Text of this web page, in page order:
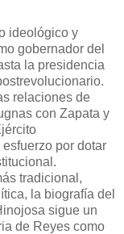
ideológico y
gobernador del
la presidencia
relaciones de
con Zapata y
por dotar
tradicional,
la biografía del
sigue un
de Reyes como